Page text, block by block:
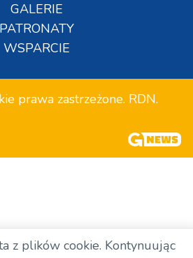
GALERIE
PATRONATY
WSPARCIE
prawa zastrzeżone. RDN.
z plików cookie. Kontynuując